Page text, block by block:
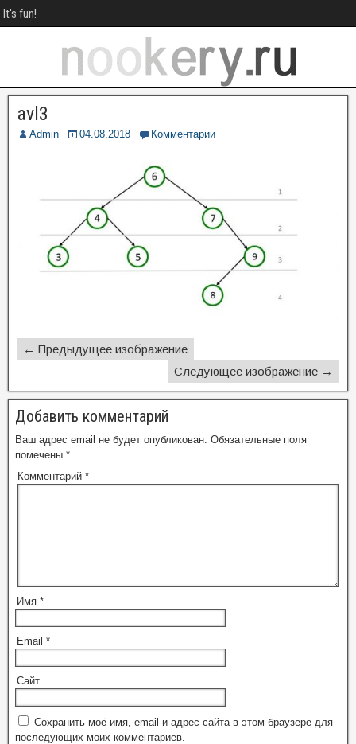
It's fun!
avl3
Admin 04.08.2018 Комментарии
← Предыдущее изображение
Следующее изображение →
Добавить комментарий
Ваш адрес email не будет опубликован. Обязательные поля
помечены *
Комментарий *
Имя *
Email *
Сайт
Сохранить моё имя, email и адрес сайта в этом браузере для
последующих моих комментариев.